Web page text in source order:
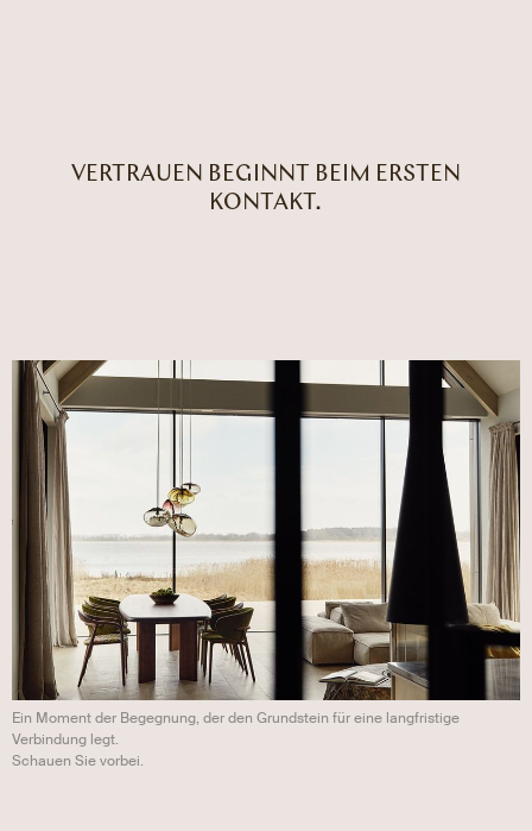
VERTRAUEN BEGINNT BEIM ERSTEN
KONTAKT.
Ein Moment der Begegnung, der den Grundstein für eine langfristige
Verbindung legt.
Schauen Sie vorbei.